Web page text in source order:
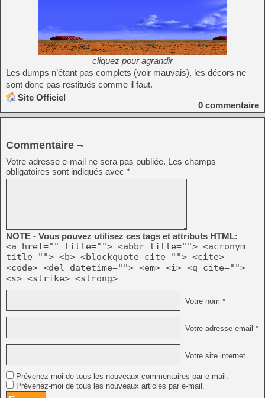
cliquez pour agrandir
Les dumps n’étant pas complets (voir mauvais), les décors ne
sont donc pas restitués comme il faut.
Site Officiel
0 commentaire
Commentaire ¬
Votre adresse e-mail ne sera pas publiée. Les champs
obligatoires sont indiqués avec *
NOTE - Vous pouvez utilisez ces tags et attributs HTML:
<a href="" title=""> <abbr title=""> <acronym
title=""> <b> <blockquote cite=""> <cite>
<code> <del datetime=""> <em> <i> <q cite="">
<s> <strike> <strong>
Votre nom *
Votre adresse email *
Votre site internet
Prévenez-moi de tous les nouveaux commentaires par e-mail.
Prévenez-moi de tous les nouveaux articles par e-mail.